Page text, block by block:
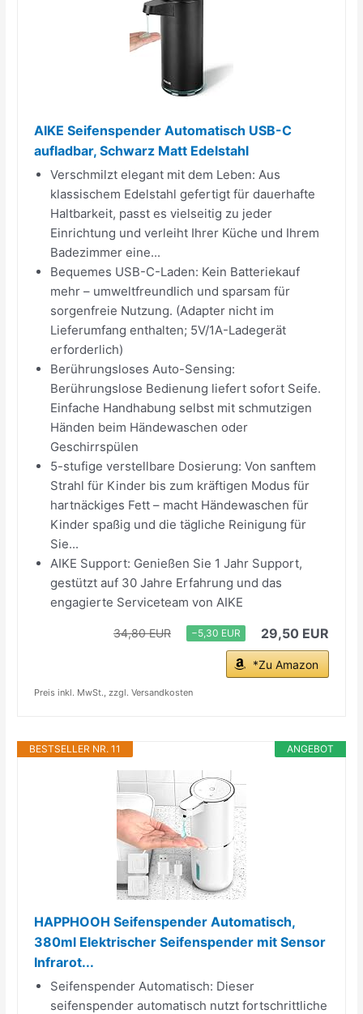
AIKE Seifenspender Automatisch USB-C
aufladbar, Schwarz Matt Edelstahl
Verschmilzt elegant mit dem Leben: Aus
klassischem Edelstahl gefertigt für dauerhafte
Haltbarkeit, passt es vielseitig zu jeder
Einrichtung und verleiht Ihrer Küche und Ihrem
Badezimmer eine...
Bequemes USB-C-Laden: Kein Batteriekauf
mehr – umweltfreundlich und sparsam für
sorgenfreie Nutzung. (Adapter nicht im
Lieferumfang enthalten; 5V/1A-Ladegerät
erforderlich)
Berührungsloses Auto-Sensing:
Berührungslose Bedienung liefert sofort Seife.
Einfache Handhabung selbst mit schmutzigen
Händen beim Händewaschen oder
Geschirrspülen
5-stufige verstellbare Dosierung: Von sanftem
Strahl für Kinder bis zum kräftigen Modus für
hartnäckiges Fett – macht Händewaschen für
Kinder spaßig und die tägliche Reinigung für
Sie...
AIKE Support: Genießen Sie 1 Jahr Support,
gestützt auf 30 Jahre Erfahrung und das
engagierte Serviceteam von AIKE
34,80 EUR −5,30 EUR 29,50 EUR
*Zu Amazon
Preis inkl. MwSt., zzgl. Versandkosten
ANGEBOT
BESTSELLER NR. 11
HAPPHOOH Seifenspender Automatisch,
380ml Elektrischer Seifenspender mit Sensor
Infrarot...
Seifenspender Automatisch: Dieser
seifenspender automatisch nutzt fortschrittliche